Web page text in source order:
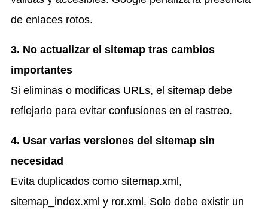
de enlaces rotos.
3. No actualizar el sitemap tras cambios
importantes
Si eliminas o modificas URLs, el sitemap debe
reflejarlo para evitar confusiones en el rastreo.
4. Usar varias versiones del sitemap sin
necesidad
Evita duplicados como sitemap.xml,
sitemap_index.xml y ror.xml. Solo debe existir un